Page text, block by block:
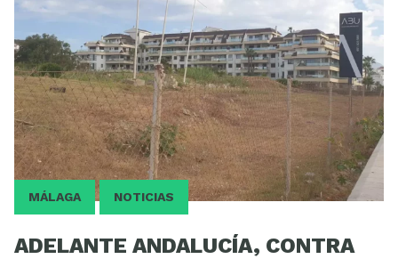
MÁLAGA NOTICIAS
ADELANTE ANDALUCÍA, CONTRA